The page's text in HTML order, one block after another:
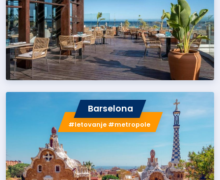
Barselona
#letovanje #metropole